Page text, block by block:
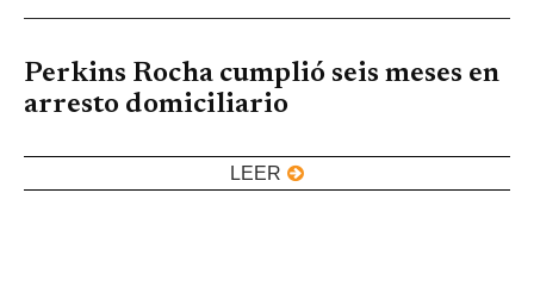
Perkins Rocha cumplió seis meses en
arresto domiciliario
LEER